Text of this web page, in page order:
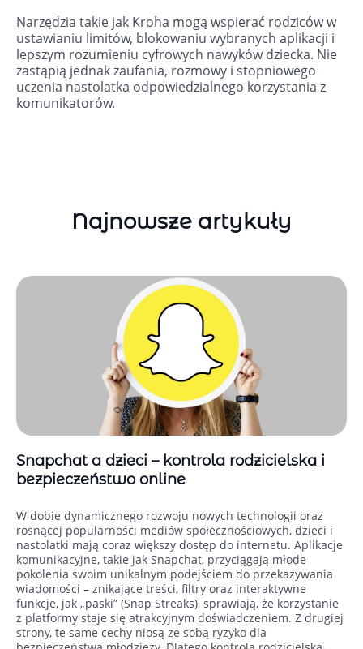
Narzędzia takie jak Kroha mogą wspierać rodziców w
ustawianiu limitów, blokowaniu wybranych aplikacji i
lepszym rozumieniu cyfrowych nawyków dziecka. Nie
zastąpią jednak zaufania, rozmowy i stopniowego
uczenia nastolatka odpowiedzialnego korzystania z
komunikatorów.
Najnowsze artykuły
Snapchat a dzieci – kontrola rodzicielska i
bezpieczeństwo online
W dobie dynamicznego rozwoju nowych technologii oraz
rosnącej popularności mediów społecznościowych, dzieci i
nastolatki mają coraz większy dostęp do internetu. Aplikacje
komunikacyjne, takie jak Snapchat, przyciągają młode
pokolenia swoim unikalnym podejściem do przekazywania
wiadomości – znikające treści, filtry oraz interaktywne
funkcje, jak „paski” (Snap Streaks), sprawiają, że korzystanie
z platformy staje się atrakcyjnym doświadczeniem. Z drugiej
strony, te same cechy niosą ze sobą ryzyko dla